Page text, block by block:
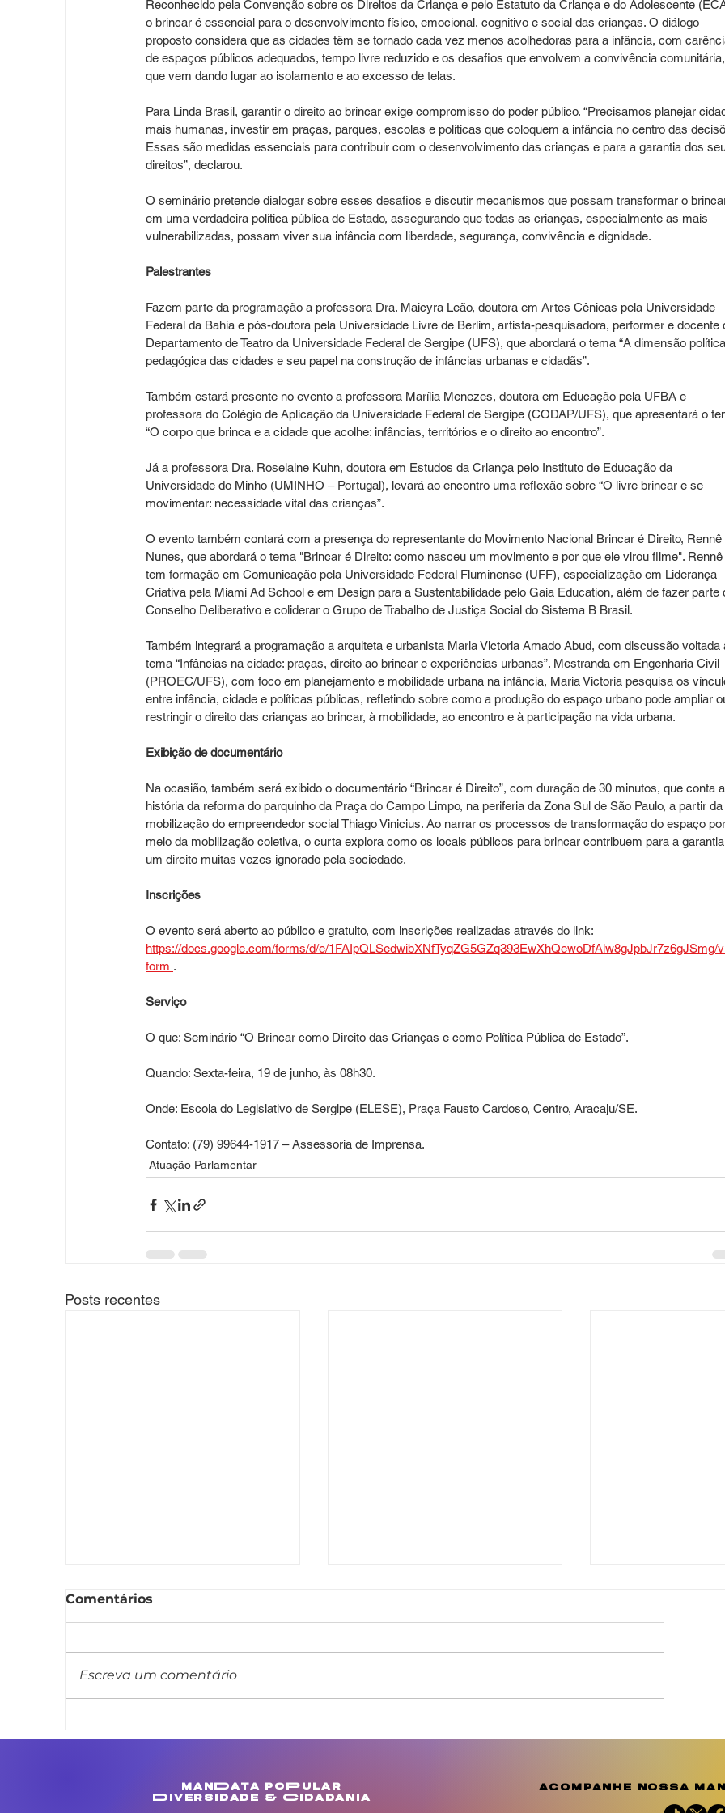
Reconhecido pela Convenção sobre os Direitos da Criança e pelo Estatuto da Criança e do Adolescente
o brincar é essencial para o desenvolvimento físico, emocional, cognitivo e social das crianças. O diálogo
proposto considera que as cidades têm se tornado cada vez menos acolhedoras para a infância, com
de espaços públicos adequados, tempo livre reduzido e os desafios que envolvem a convivência comunitária,
que vem dando lugar ao isolamento e ao excesso de telas.
Para Linda Brasil, garantir o direito ao brincar exige compromisso do poder público. “Precisamos planejar
mais humanas, investir em praças, parques, escolas e políticas que coloquem a infância no centro das
Essas são medidas essenciais para contribuir com o desenvolvimento das crianças e para a garantia dos
direitos”, declarou.
O seminário pretende dialogar sobre esses desafios e discutir mecanismos que possam transformar o
em uma verdadeira política pública de Estado, assegurando que todas as crianças, especialmente as mais
vulnerabilizadas, possam viver sua infância com liberdade, segurança, convivência e dignidade.
Palestrantes
Fazem parte da programação a professora Dra. Maicyra Leão, doutora em Artes Cênicas pela Universidade
Federal da Bahia e pós-doutora pela Universidade Livre de Berlim, artista-pesquisadora, performer e docente
Departamento de Teatro da Universidade Federal de Sergipe (UFS), que abordará o tema “A dimensão
pedagógica das cidades e seu papel na construção de infâncias urbanas e cidadãs”.
Também estará presente no evento a professora Marília Menezes, doutora em Educação pela UFBA e
professora do Colégio de Aplicação da Universidade Federal de Sergipe (CODAP/UFS), que apresentará o
“O corpo que brinca e a cidade que acolhe: infâncias, territórios e o direito ao encontro”.
Já a professora Dra. Roselaine Kuhn, doutora em Estudos da Criança pelo Instituto de Educação da
Universidade do Minho (UMINHO – Portugal), levará ao encontro uma reflexão sobre “O livre brincar e se
movimentar: necessidade vital das crianças”.
O evento também contará com a presença do representante do Movimento Nacional Brincar é Direito, Rennê
Nunes, que abordará o tema "Brincar é Direito: como nasceu um movimento e por que ele virou filme". Rennê
tem formação em Comunicação pela Universidade Federal Fluminense (UFF), especialização em Liderança
Criativa pela Miami Ad School e em Design para a Sustentabilidade pelo Gaia Education, além de fazer parte
Conselho Deliberativo e coliderar o Grupo de Trabalho de Justiça Social do Sistema B Brasil.
Também integrará a programação a arquiteta e urbanista Maria Victoria Amado Abud, com discussão voltada
tema “Infâncias na cidade: praças, direito ao brincar e experiências urbanas”. Mestranda em Engenharia Civil
(PROEC/UFS), com foco em planejamento e mobilidade urbana na infância, Maria Victoria pesquisa os
entre infância, cidade e políticas públicas, refletindo sobre como a produção do espaço urbano pode ampliar
restringir o direito das crianças ao brincar, à mobilidade, ao encontro e à participação na vida urbana.
Exibição de documentário
Na ocasião, também será exibido o documentário “Brincar é Direito”, com duração de 30 minutos, que conta a
história da reforma do parquinho da Praça do Campo Limpo, na periferia da Zona Sul de São Paulo, a partir da
mobilização do empreendedor social Thiago Vinicius. Ao narrar os processos de transformação do espaço por
meio da mobilização coletiva, o curta explora como os locais públicos para brincar contribuem para a
um direito muitas vezes ignorado pela sociedade.
Inscrições
O evento será aberto ao público e gratuito, com inscrições realizadas através do link:
https://docs.google.com/forms/d/e/1FAIpQLSedwibXNfTyqZG5GZq393EwXhQewoDfAlw8gJpbJr7z6gJSmg/
form .
Serviço
O que: Seminário “O Brincar como Direito das Crianças e como Política Pública de Estado”.
Quando: Sexta-feira, 19 de junho, às 08h30.
Onde: Escola do Legislativo de Sergipe (ELESE), Praça Fausto Cardoso, Centro, Aracaju/SE.
Contato: (79) 99644-1917 – Assessoria de Imprensa.
Atuação Parlamentar
Posts recentes
melhorias para
em Estância
a conscientização e
aleitamento humano
Negras celebra
justiça social
Comentários
Escreva um comentário
manData poPular
Diversidade & Cidadania
acompanhe nossa